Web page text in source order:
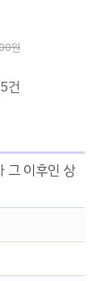
원
건
이후인 상